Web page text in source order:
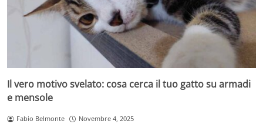
Il vero motivo svelato: cosa cerca il tuo gatto su armadi
e mensole
Fabio Belmonte Novembre 4, 2025